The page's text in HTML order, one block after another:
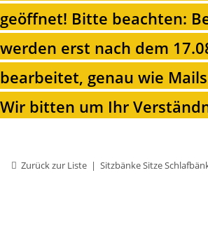
geöffnet! Bitte beachten:
werden erst nach dem
bearbeitet, genau wie
Wir bitten um Ihr
Zurück zur Liste Sitzbänke Sitze